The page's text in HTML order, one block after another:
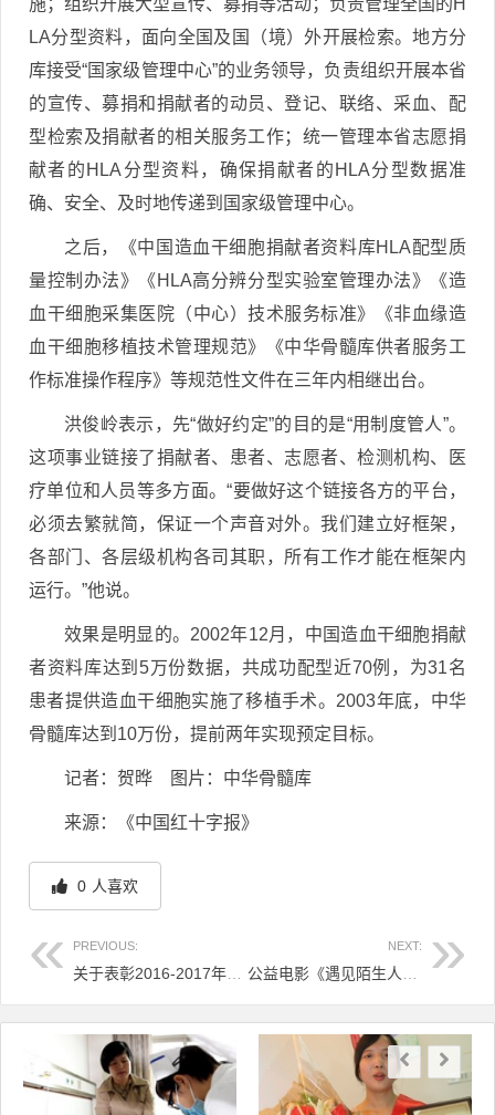
施；组织开展大型宣传、募捐等活动；负责管理全国的H
LA分型资料，面向全国及国（境）外开展检索。地方分
库接受“国家级管理中心”的业务领导，负责组织开展本省
的宣传、募捐和捐献者的动员、登记、联络、采血、配
型检索及捐献者的相关服务工作；统一管理本省志愿捐
献者的HLA分型资料，确保捐献者的HLA分型数据准
确、安全、及时地传递到国家级管理中心。
之后，《中国造血干细胞捐献者资料库HLA配型质
量控制办法》《HLA高分辨分型实验室管理办法》《造
血干细胞采集医院（中心）技术服务标准》《非血缘造
血干细胞移植技术管理规范》《中华骨髓库供者服务工
作标准操作程序》等规范性文件在三年内相继出台。
洪俊岭表示，先“做好约定”的目的是“用制度管人”。
这项事业链接了捐献者、患者、志愿者、检测机构、医
疗单位和人员等多方面。“要做好这个链接各方的平台，
必须去繁就简，保证一个声音对外。我们建立好框架，
各部门、各层级机构各司其职，所有工作才能在框架内
运行。”他说。
效果是明显的。2002年12月，中国造血干细胞捐献
者资料库达到5万份数据，共成功配型近70例，为31名
患者提供造血干细胞实施了移植手术。2003年底，中华
骨髓库达到10万份，提前两年实现预定目标。
记者：贺晔 图片：中华骨髓库
来源：《中国红十字报》
0 人喜欢
PREVIOUS: NEXT:
文章导航